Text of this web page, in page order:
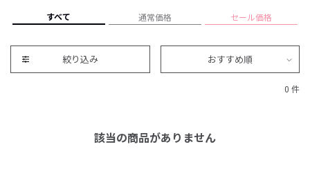
すべて 通常価格 セール価格
絞り込み おすすめ順
0 件
該当の商品がありません